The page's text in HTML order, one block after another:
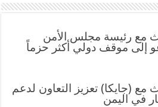
مع رئيسة مجلس الأمن
إلى موقف دولي أكثر حزماً
مع (جايكا) تعزيز التعاون لدعم
في اليمن